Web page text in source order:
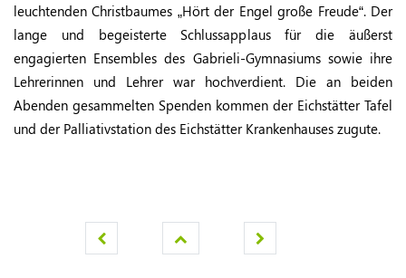
leuchtenden Christbaumes „Hört der Engel große Freude“. Der
lange und begeisterte Schlussapplaus für die äußerst
engagierten Ensembles des Gabrieli-Gymnasiums sowie ihre
Lehrerinnen und Lehrer war hochverdient. Die an beiden
Abenden gesammelten Spenden kommen der Eichstätter Tafel
und der Palliativstation des Eichstätter Krankenhauses zugute.